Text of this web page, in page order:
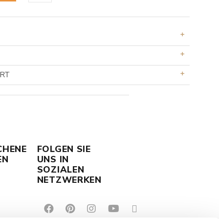
FOLGEN SIE
UNS IN
SOZIALEN
NETZWERKEN